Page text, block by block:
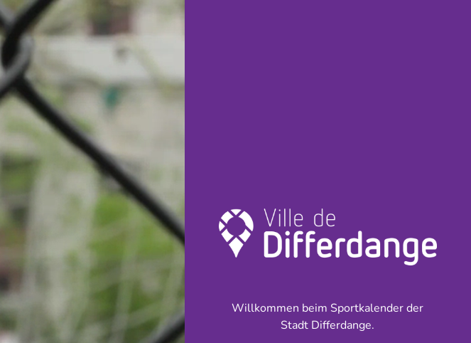
Willkommen beim Sportkalender der
Stadt Differdange.